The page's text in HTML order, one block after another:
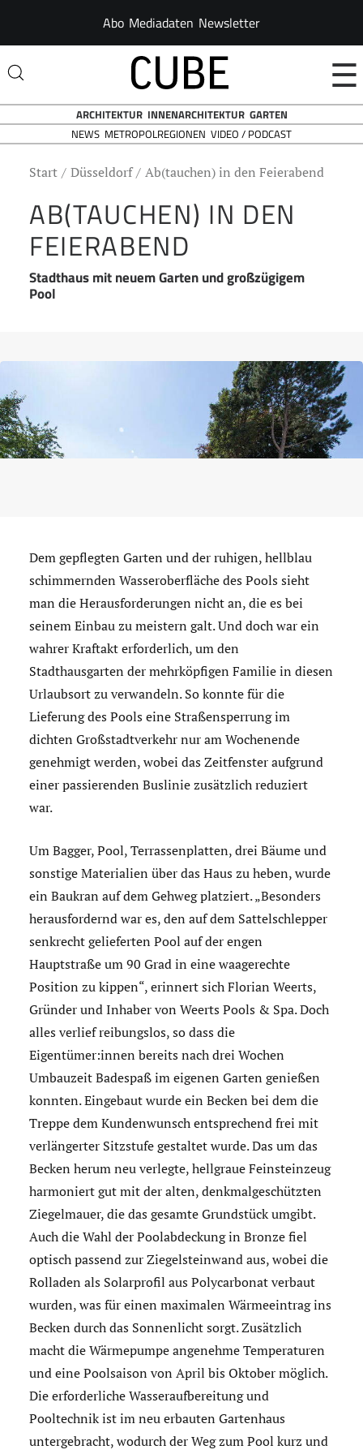
Abo Mediadaten Newsletter
☰
ARCHITEKTUR INNENARCHITEKTUR GARTEN
NEWS METROPOLREGIONEN VIDEO / PODCAST
Start Düsseldorf Ab(tauchen) in den Feierabend
AB(TAUCHEN) IN DEN
FEIERABEND
Stadthaus mit neuem Garten und großzügigem
Pool
Dem gepflegten Garten und der ruhigen, hellblau
schimmernden Wasseroberfläche des Pools sieht
man die Herausforderungen nicht an, die es bei
seinem Einbau zu meistern galt. Und doch war ein
wahrer Kraftakt erforderlich, um den
Stadthausgarten der mehrköpfigen Familie in diesen
Urlaubsort zu verwandeln. So konnte für die
Lieferung des Pools eine Straßensperrung im
dichten Großstadtverkehr nur am Wochenende
genehmigt werden, wobei das Zeitfenster aufgrund
einer passierenden Buslinie zusätzlich reduziert
war.
Um Bagger, Pool, Terrassenplatten, drei Bäume und
sonstige Materialien über das Haus zu heben, wurde
ein Baukran auf dem Gehweg platziert. „Besonders
herausfordernd war es, den auf dem Sattelschlepper
senkrecht gelieferten Pool auf der engen
Hauptstraße um 90 Grad in eine waagerechte
Position zu kippen“, erinnert sich Florian Weerts,
Gründer und Inhaber von Weerts Pools & Spa. Doch
alles verlief reibungslos, so dass die
Eigentümer:innen bereits nach drei Wochen
Umbauzeit Badespaß im eigenen Garten genießen
konnten. Eingebaut wurde ein Becken bei dem die
Treppe dem Kundenwunsch entsprechend frei mit
verlängerter Sitzstufe gestaltet wurde. Das um das
Becken herum neu verlegte, hellgraue Feinsteinzeug
harmoniert gut mit der alten, denkmalgeschützten
Ziegelmauer, die das gesamte Grundstück umgibt.
Auch die Wahl der Poolabdeckung in Bronze fiel
optisch passend zur Ziegelsteinwand aus, wobei die
Rolladen als Solarprofil aus Polycarbonat verbaut
wurden, was für einen maximalen Wärmeeintrag ins
Becken durch das Sonnenlicht sorgt. Zusätzlich
macht die Wärmepumpe angenehme Temperaturen
und eine Poolsaison von April bis Oktober möglich.
Die erforderliche Wasseraufbereitung und
Pooltechnik ist im neu erbauten Gartenhaus
untergebracht, wodurch der Weg zum Pool kurz und